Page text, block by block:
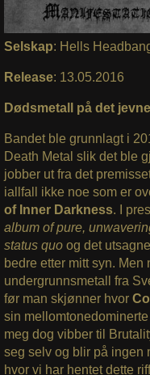
Selskap: Hells
Release: 13.05.2016
Dødsmetall på det
Bandet ble grunnlagt i
Death Metal slik det ble
jobber ut fra det
iallfall ikke noe som er
of Inner Darkness. I
album of pure,
status quoog det
bedre etter mitt syn. Men
undergrunnsmetall fra
før man skjønner hvor
sin
meg dog vibber til
seg selv og blir på ingen
hvor vi har hentet dette